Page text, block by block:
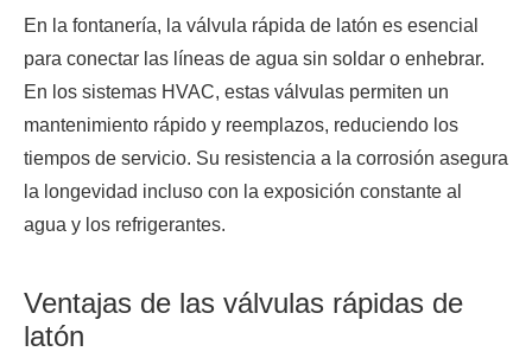
En la fontanería, la válvula rápida de latón es esencial
para conectar las líneas de agua sin soldar o enhebrar.
En los sistemas HVAC, estas válvulas permiten un
mantenimiento rápido y reemplazos, reduciendo los
tiempos de servicio. Su resistencia a la corrosión asegura
la longevidad incluso con la exposición constante al
agua y los refrigerantes.
Ventajas de las válvulas rápidas de
latón